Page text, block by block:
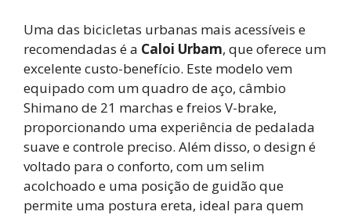
Uma das bicicletas urbanas mais acessíveis e
recomendadas é a Caloi Urbam, que oferece um
excelente custo-benefício. Este modelo vem
equipado com um quadro de aço, câmbio
Shimano de 21 marchas e freios V-brake,
proporcionando uma experiência de pedalada
suave e controle preciso. Além disso, o design é
voltado para o conforto, com um selim
acolchoado e uma posição de guidão que
permite uma postura ereta, ideal para quem